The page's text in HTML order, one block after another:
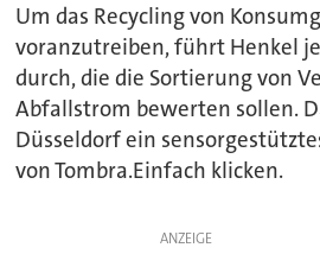
Um das Recycling von
voranzutreiben, führt Henkel
durch, die die Sortierung von
Abfallstrom bewerten sollen.
Düsseldorf ein
von Tombra.Einfach klicken.
ANZEIGE